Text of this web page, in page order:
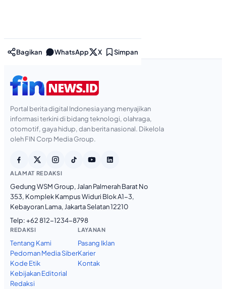
Bagikan WhatsApp X Simpan
Portal berita digital Indonesia yang menyajikan
informasi terkini di bidang teknologi, olahraga,
otomotif, gaya hidup, dan berita nasional. Dikelola
oleh FIN Corp Media Group.
ALAMAT REDAKSI
Gedung WSM Group, Jalan Palmerah Barat No
353, Komplek Kampus Widuri Blok A1-3,
Kebayoran Lama, Jakarta Selatan 12210
Telp:+62 812-1234-8798
REDAKSI
Tentang Kami
Pedoman Media Siber
Kode Etik
Kebijakan Editorial
Redaksi
LAYANAN
Pasang Iklan
Karier
Kontak